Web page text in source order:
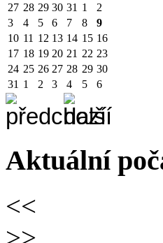
27 28 29 30 31 1
2
3
4 5 6 7 8
9
10 11 12 13 14 15 16
17 18 19 20 21 22 23
24 25 26 27 28 29 30
31 1 2 3 4 5 6
Aktuální
<<
>>